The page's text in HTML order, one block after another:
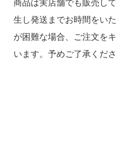
商品は実店舗でも販売し
生し発送までお時間をい
が困難な場合、ご注文を
います。予めご了承くださ